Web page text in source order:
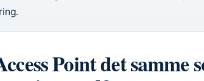
Point det samme